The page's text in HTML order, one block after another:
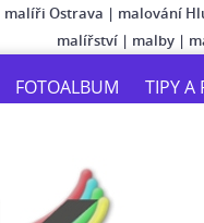
malíři Ostrava | malování
malířství | malby |
FOTOALBUM TIPY A